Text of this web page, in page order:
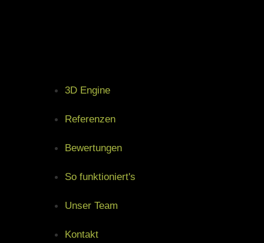
3D Engine
Referenzen
Bewertungen
So funktioniert's
Unser Team
Kontakt